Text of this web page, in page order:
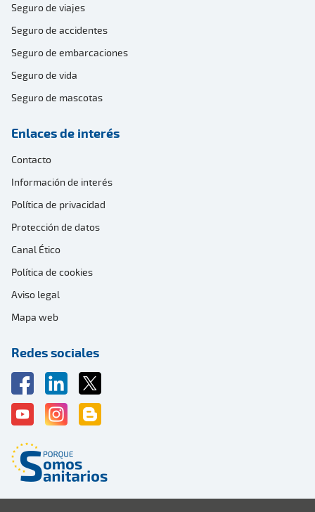
Seguro de viajes
Seguro de accidentes
Seguro de embarcaciones
Seguro de vida
Seguro de mascotas
Enlaces de interés
Contacto
Información de interés
Política de privacidad
Protección de datos
Canal Ético
Política de cookies
Aviso legal
Mapa web
Redes sociales